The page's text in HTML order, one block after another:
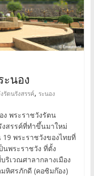
ะนอง
รัตนรังสรรค์, ระนอง
ง พระราชวังรัตน
งสรรค์ที่ทำขึ้นมาใหม่
พระราชวังของไทยที่
นพระราชวัง ที่ตั้ง
ริเวณศาลากลางเมือง
หิศรภักดี (คอซิมก๊อง)